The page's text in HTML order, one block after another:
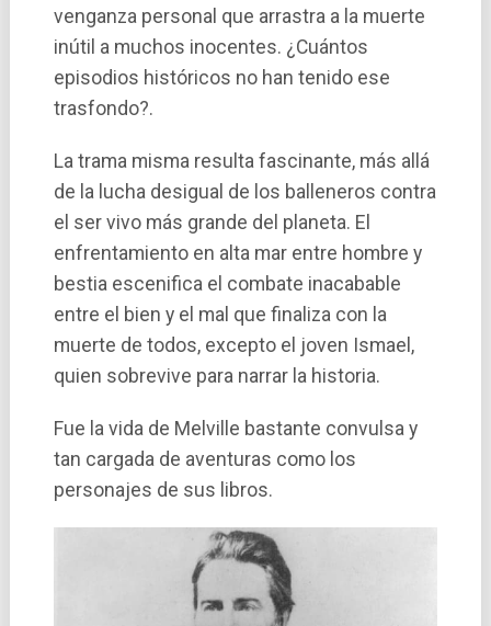
venganza personal que arrastra a la muerte
inútil a muchos inocentes. ¿Cuántos
episodios históricos no han tenido ese
trasfondo?.
La trama misma resulta fascinante, más allá
de la lucha desigual de los balleneros contra
el ser vivo más grande del planeta. El
enfrentamiento en alta mar entre hombre y
bestia escenifica el combate inacabable
entre el bien y el mal que finaliza con la
muerte de todos, excepto el joven Ismael,
quien sobrevive para narrar la historia.
Fue la vida de Melville bastante convulsa y
tan cargada de aventuras como los
personajes de sus libros.